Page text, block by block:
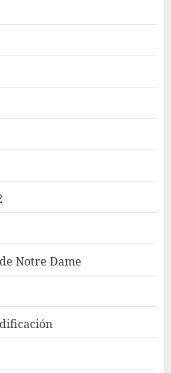
Notre Dame